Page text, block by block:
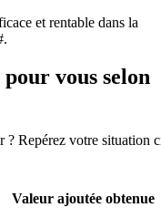
et rentable dans la
vous selon
? Repérez votre situation
Valeur ajoutée obtenue